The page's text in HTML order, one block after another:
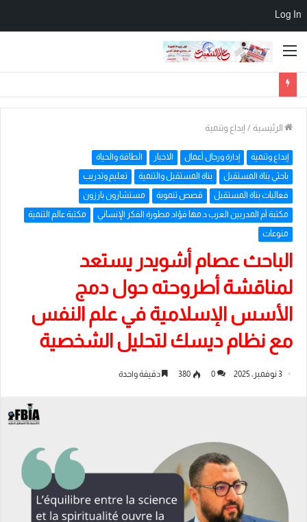
Log In
القائمة
الرئيسية / إبداع وتنمية
إبداع وتنمية إدارة ورجال أعمال الاخبار الطاقة والحياة
باحثي بناة المستقبل بناة المستقبل والتنمية تعليم وتدريب
فعاليات بناة المستقبل قصص تنموية مستشارون بارزون
مكتبة أم المدربين العرب د.مها فؤاد مطورة الفكر الإنساني مكتبة عالم التنمية
منوعات
الباحث عصام أشويدر يستعد
لمناقشة أطروحته حول دمج
الأسس الإسلامية في علم النفس
مع نظام ديسك لتحليل الشخصية
3 نوفمبر، 2025 0
380 دقيقة واحدة